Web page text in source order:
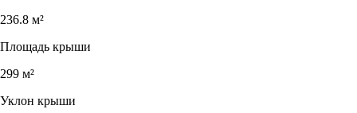
236.8 м²
Площадь крыши
299 м²
Уклон крыши